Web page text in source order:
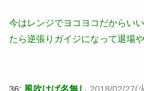
今はレンジでヨコヨコだからい
たら逆張りガイジになって退場